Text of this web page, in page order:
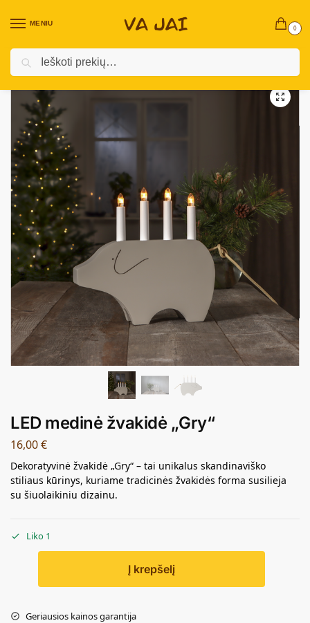
MENIU
0
Pradžia / Kalėdinės prekės
LED medinė žvakidė „Gry“
16,00€
Dekoratyvinė žvakidė „Gry“ – tai unikalus skandinaviško
stiliaus kūrinys, kuriame tradicinės žvakidės forma susilieja
su šiuolaikiniu dizainu.
Liko 1
Į krepšelį
Geriausios kainos garantija